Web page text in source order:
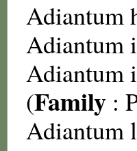
Adiantum
Adiantum
Adiantum
(Family :
Adiantum